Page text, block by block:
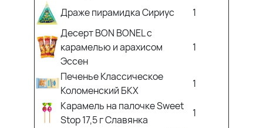
Драже пирамидка Сириус
1
Десерт BON BONEL с
карамелью и арахисом
Эссен
1
Печенье Классическое
Коломенский БКХ
1
Карамель на палочке Sweet
Stop 17,5 г Славянка
1